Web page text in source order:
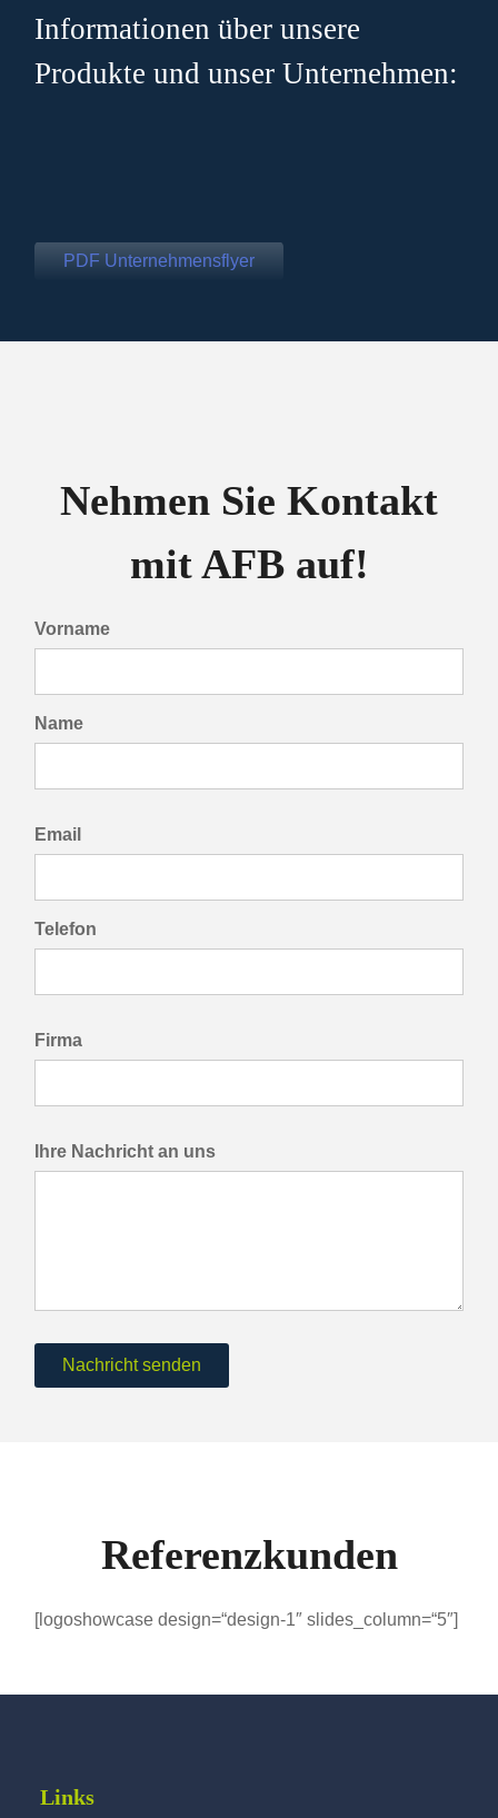
Informationen über unsere
Produkte und unser Unternehmen:
PDF Unternehmensflyer
Nehmen Sie Kontakt
mit AFB auf!
Vorname
Name
Email
Telefon
Firma
Ihre Nachricht an uns
Nachricht senden
Referenzkunden
[logoshowcase design=“design-1″ slides_column=“5″]
Links